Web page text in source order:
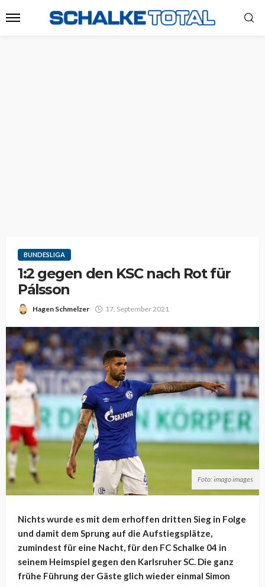
BUNDESLIGA
1:2 gegen den KSC nach Rot für
Pálsson
Hagen Schmelzer 17. September 2021
Foto: imago images
Nichts wurde es mit dem erhoffen dritten Sieg in Folge
und damit dem Sprung auf die Aufstiegsplätze,
zumindest für eine Nacht, für den FC Schalke 04 in
seinem Heimspiel gegen den Karlsruher SC. Die ganz
frühe Führung der Gäste glich wieder einmal Simon